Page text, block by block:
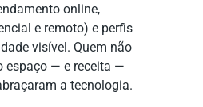
online,
e remoto) e perfis
visível. Quem não
espaço — e receita —
a tecnologia.